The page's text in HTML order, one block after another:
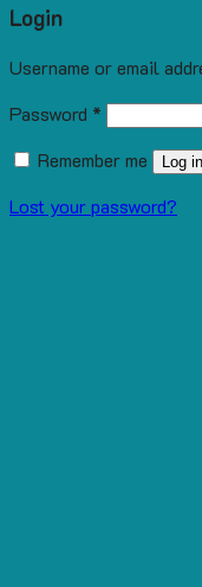
Login
Username or email
Password *
Remember me
Log in
Lost your password?